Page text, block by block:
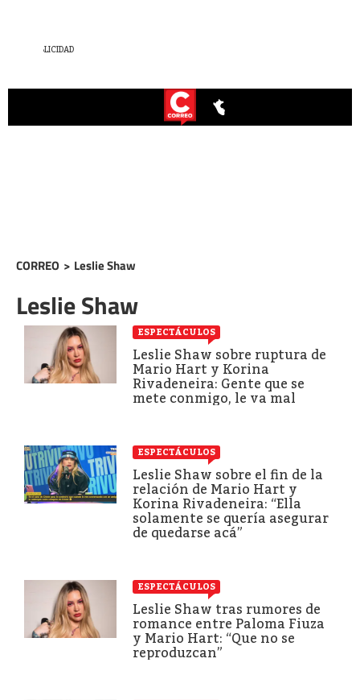
CORREO > Leslie Shaw
Leslie Shaw
ESPECTÁCULOS
Leslie Shaw sobre ruptura de
Mario Hart y Korina
Rivadeneira: Gente que se
mete conmigo, le va mal
ESPECTÁCULOS
Leslie Shaw sobre el fin de la
relación de Mario Hart y
Korina Rivadeneira: “Ella
solamente se quería asegurar
de quedarse acá”
ESPECTÁCULOS
Leslie Shaw tras rumores de
romance entre Paloma Fiuza
y Mario Hart: “Que no se
reproduzcan”